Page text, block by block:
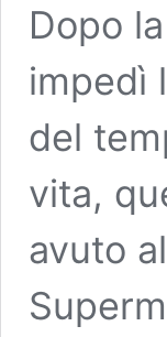
Dopo
impedì
del
vita,
avuto